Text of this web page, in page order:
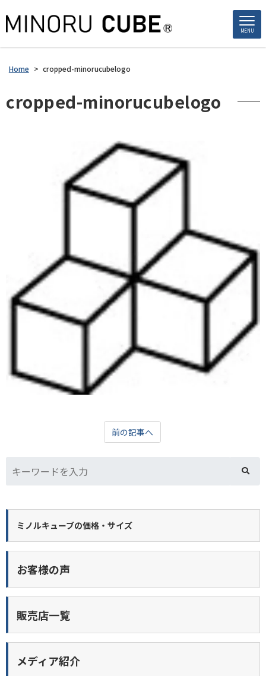
MENU
Home > cropped-minorucubelogo
cropped-minorucubelogo
前の記事へ
ミノルキューブの価格・サイズ
お客様の声
販売店一覧
メディア紹介